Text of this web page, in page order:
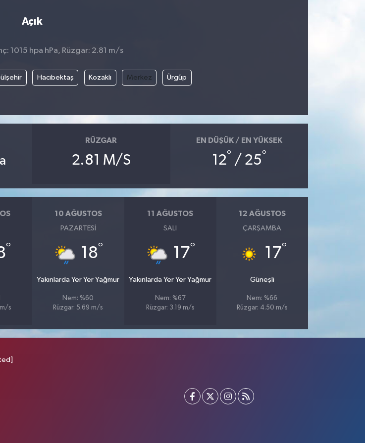
Açık
1015 hpa hPa, Rüzgar: 2.81 m/s
Hacıbektaş Kozaklı Merkez Ürgüp
RÜZGAR
2.81 M/S
EN DÜŞÜK / EN YÜKSEK
12° / 25°
°
s
10 AĞUSTOS
PAZARTESI
18°
Yakınlarda Yer Yer Yağmur
Nem: %60
Rüzgar: 5.69 m/s
11 AĞUSTOS
SALI
17°
Yakınlarda Yer Yer Yağmur
Nem: %67
Rüzgar: 3.19 m/s
12 AĞUSTOS
ÇARŞAMBA
17°
Güneşli
Nem: %66
Rüzgar: 4.50 m/s